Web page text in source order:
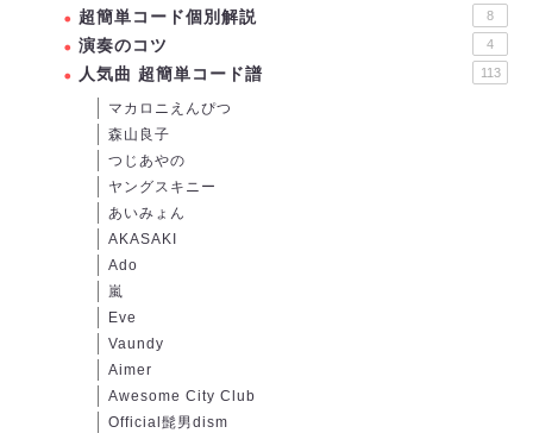
超簡単コード個別解説 8
演奏のコツ 4
人気曲 超簡単コード譜 113
マカロニえんぴつ
森山良子
つじあやの
ヤングスキニー
あいみょん
AKASAKI
Ado
嵐
Eve
Vaundy
Aimer
Awesome City Club
Official髭男dism